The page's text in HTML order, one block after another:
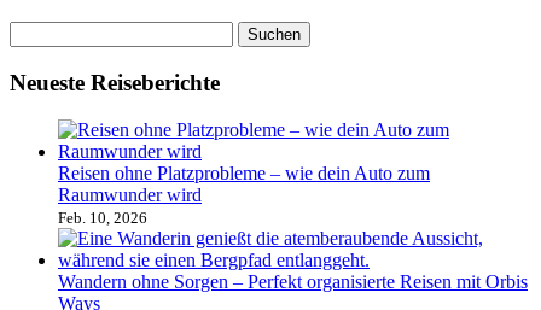
Neueste Reiseberichte
Reisen ohne Platzprobleme – wie dein Auto zum
Raumwunder wird
Feb. 10, 2026
Wandern ohne Sorgen – Perfekt organisierte Reisen mit Orbis
Ways